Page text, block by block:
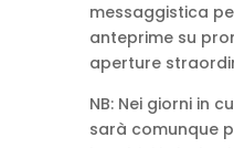
messaggistica
anteprime su
aperture
NB: Nei giorni in
sarà comunque